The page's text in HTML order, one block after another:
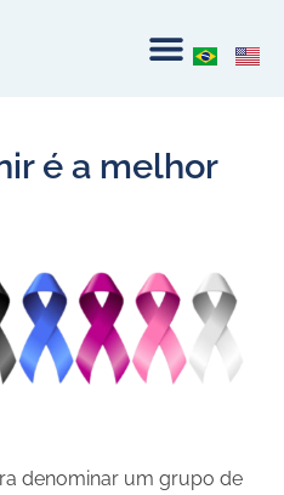
é a melhor
denominar um grupo de